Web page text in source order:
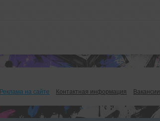
Реклама на сайте Контактная информация Вакансии